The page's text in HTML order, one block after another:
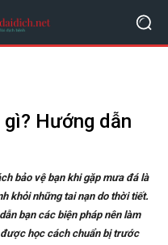
Hướng dẫn
bảo vệ bạn khi gặp mưa đá là
khỏi những tai nạn do thời tiết.
bạn các biện pháp nên làm
học cách chuẩn bị trước